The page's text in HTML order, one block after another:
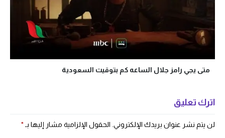
متى يجي رامز جلال الساعه كم بتوقيت السعودية
اترك تعليق
لن يتم نشر عنوان بريدك الإلكتروني. الحقول الإلزامية مشار إليها بـ*